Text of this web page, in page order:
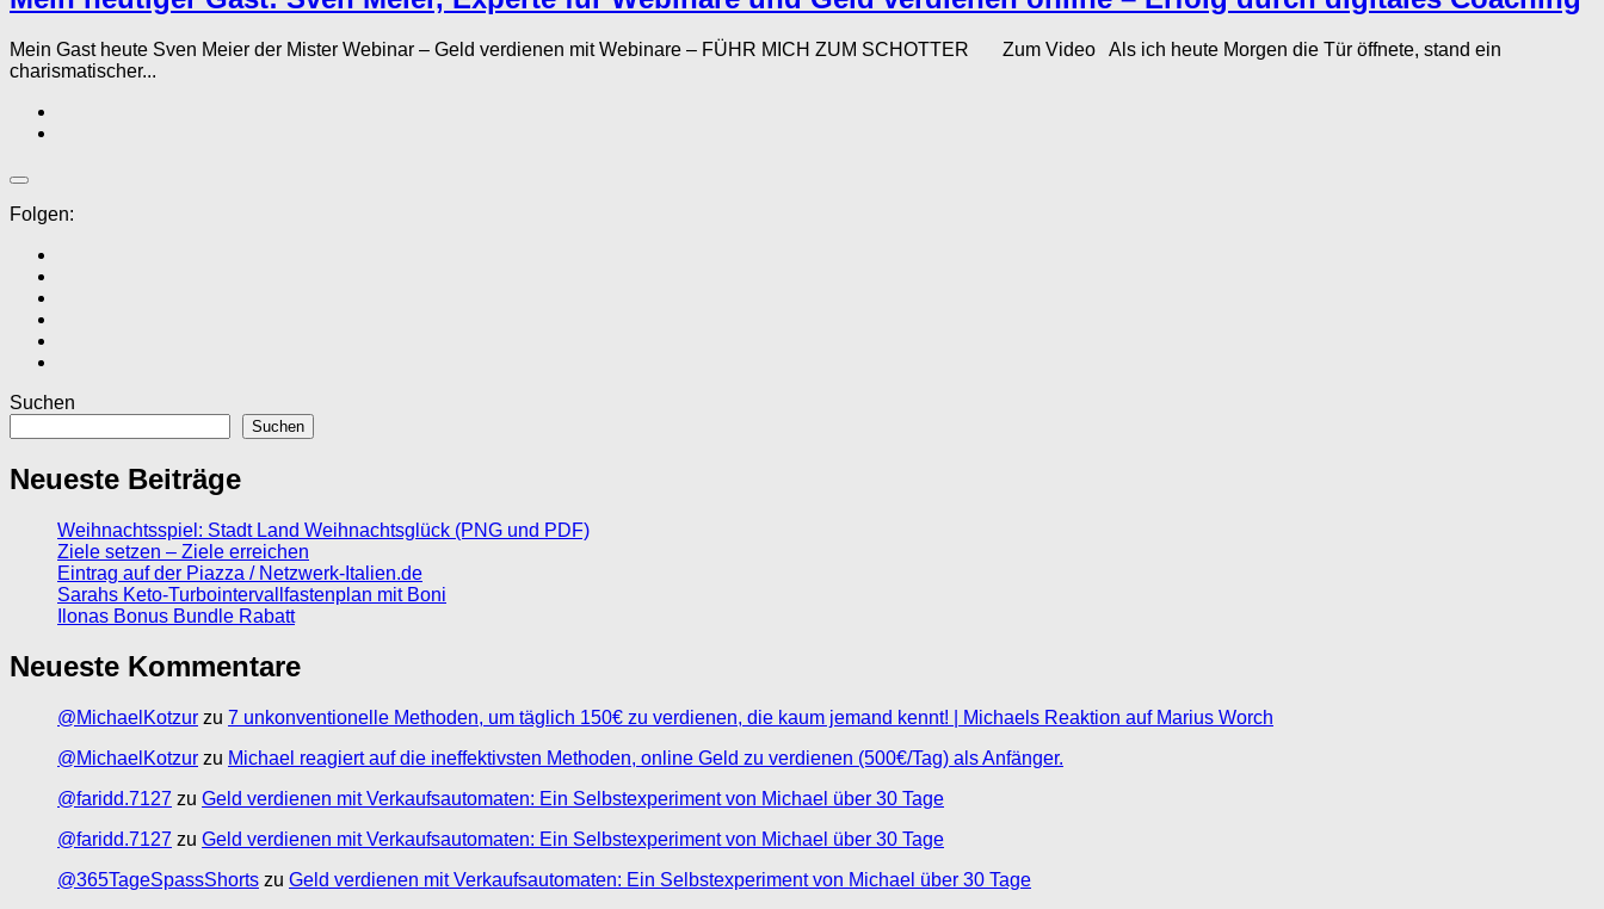
Mein Gast heute Sven Meier der Mister Webinar – Geld verdienen mit Webinare – FÜHR MICH ZUM SCHOTTER Zum Video Als ich heute Morgen die Tür öffnete, stand ein
charismatischer...
Folgen:
Suchen
Suchen
Neueste Beiträge
Weihnachtsspiel: Stadt Land Weihnachtsglück (PNG und PDF)
Ziele setzen – Ziele erreichen
Eintrag auf der Piazza / Netzwerk-Italien.de
Sarahs Keto-Turbointervallfastenplan mit Boni
Ilonas Bonus Bundle Rabatt
Neueste Kommentare
@MichaelKotzur zu 7 unkonventionelle Methoden, um täglich 150€ zu verdienen, die kaum jemand kennt! | Michaels Reaktion auf Marius Worch
@MichaelKotzur zu Michael reagiert auf die ineffektivsten Methoden, online Geld zu verdienen (500€/Tag) als Anfänger.
@faridd.7127 zu Geld verdienen mit Verkaufsautomaten: Ein Selbstexperiment von Michael über 30 Tage
@faridd.7127 zu Geld verdienen mit Verkaufsautomaten: Ein Selbstexperiment von Michael über 30 Tage
@365TageSpassShorts zu Geld verdienen mit Verkaufsautomaten: Ein Selbstexperiment von Michael über 30 Tage